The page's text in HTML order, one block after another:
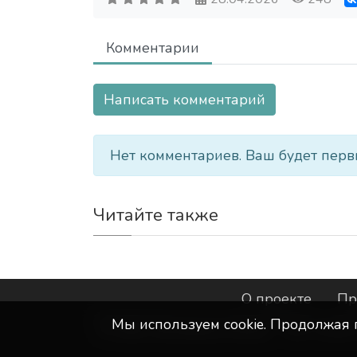
Комментарии
Написать комментарий
Нет комментариев. Ваш будет
Читайте также
О проекте
©ООО "Интернет-Курск"- Все
Мы используем сookie. Продолжая